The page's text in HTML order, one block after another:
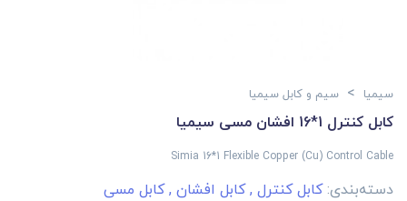
سیمیا > سیم و کابل سیمیا
کابل کنترل 1*16 افشان مسی سیمیا
Simia 16*1 Flexible Copper (Cu) Control Cable
دسته‌بندی:کابل کنترل ,کابل افشان ,کابل مسی